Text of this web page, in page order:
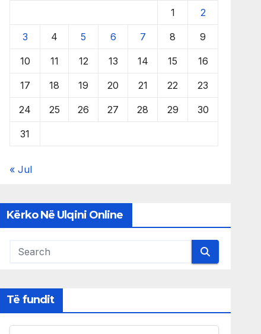
1 2
3 4 5 6 7 8 9
10 11 12 13 14 15 16
17 18 19 20 21 22 23
24 25 26 27 28 29 30
31
« Jul
Kërko Në Ulqini Online
Të fundit